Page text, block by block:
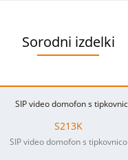
Sorodni izdelki
S213K
SIP video domofon s tipkovnico